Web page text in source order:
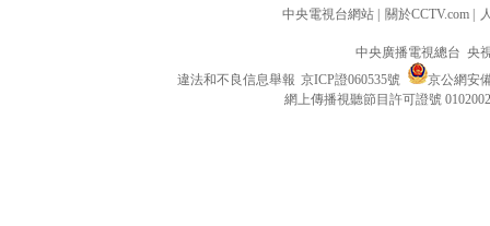
中央電視台網站 關於CCTV.com
中央廣播電視總台 央
違法和不良信息舉報 京ICP證060535號
京公網安
網上傳播視聽節目許可證號